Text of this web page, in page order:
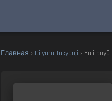
Главная › Dilyara Tukyanji › Yali boyü